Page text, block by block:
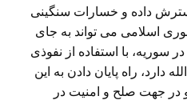
داده و خسارات سنگینی
اسلامی می تواند به جای
سوریه، با استفاده از نفوذی
راه پایان دادن به این
در جهت صلح و امنیت در